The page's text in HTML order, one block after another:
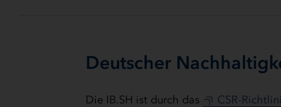
Deutscher
Die IB.SH ist durch das CSR-